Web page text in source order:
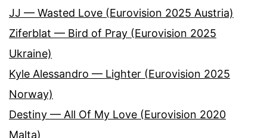
JJ — Wasted Love (Eurovision 2025 Austria)
Ziferblat — Bird of Pray (Eurovision 2025
Ukraine)
Kyle Alessandro — Lighter (Eurovision 2025
Norway)
Destiny — All Of My Love (Eurovision 2020
Malta)